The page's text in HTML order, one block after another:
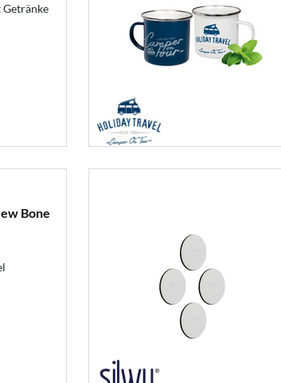
Getränke
Bone